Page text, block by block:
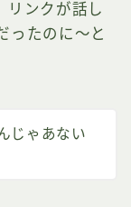
リンクが話し
ったのに～と
じゃあない